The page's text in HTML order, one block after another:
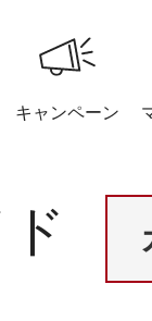
キャンペーン
閲覧履